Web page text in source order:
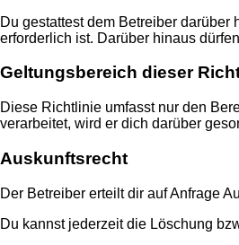
Du gestattest dem Betreiber
erforderlich ist. Darüber hinaus
Geltungsbereich dieser
Diese Richtlinie umfasst nur den
verarbeitet, wird er dich darüber
Auskunftsrecht
Der Betreiber erteilt dir auf Anfrage
Du kannst jederzeit die Löschung